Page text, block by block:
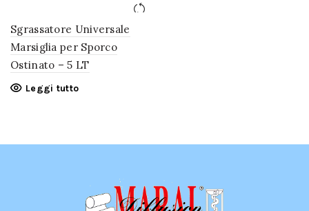
Sgrassatore Universale
Marsiglia per Sporco
Ostinato – 5 LT
Leggi tutto